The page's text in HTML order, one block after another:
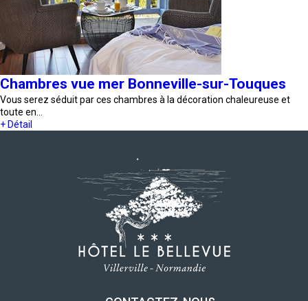
Chambres vue mer Bonneville-sur-Touques
Vous serez séduit par ces chambres à la décoration chaleureuse et
toute en…
+ Détail